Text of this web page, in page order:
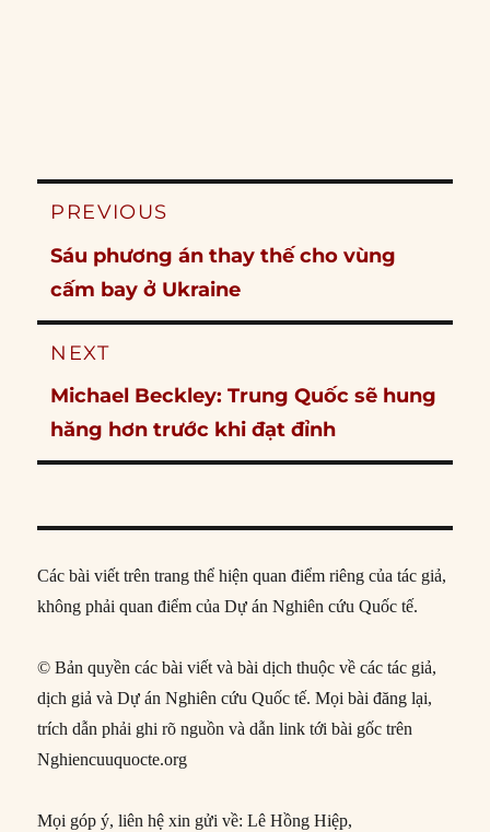
Post
PREVIOUS
Previous
post:
Sáu phương án thay thế cho vùng
cấm bay ở Ukraine
NEXT
Next
post:
Michael Beckley: Trung Quốc sẽ hung
hăng hơn trước khi đạt đỉnh
Các bài viết trên trang thể hiện quan điểm riêng của tác giả,
không phải quan điểm của Dự án Nghiên cứu Quốc tế.
© Bản quyền các bài viết và bài dịch thuộc về các tác giả,
dịch giả và Dự án Nghiên cứu Quốc tế. Mọi bài đăng lại,
trích dẫn phải ghi rõ nguồn và dẫn link tới bài gốc trên
Nghiencuuquocte.org
Mọi góp ý, liên hệ xin gửi về: Lê Hồng Hiệp,